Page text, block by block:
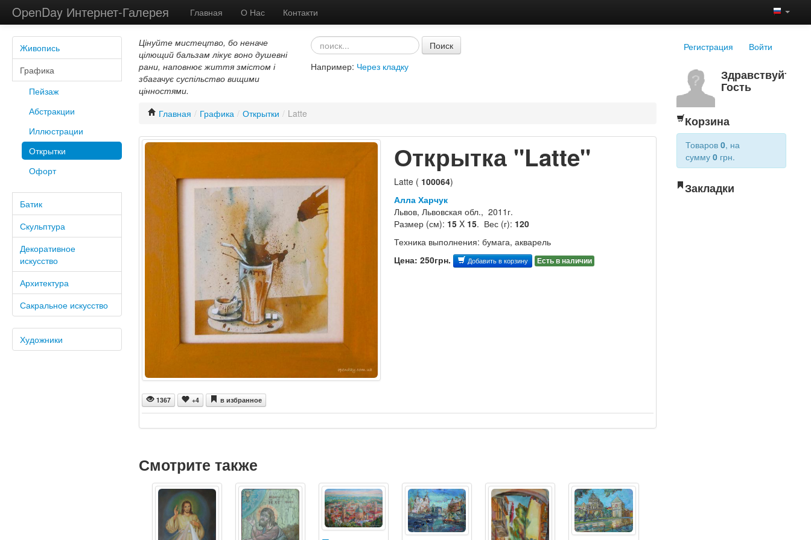
OpenDay Интернет-Галерея Главная О Нас Контакти
Живопись
Графика
Пейзаж
Абстракции
Иллюстрации
Открытки
Офорт
Батик
Скульптура
Декоративное
искусство
Архитектура
Сакральное искусство
Художники
Цінуйте мистецтво, бо неначе
цілющий бальзам лікує воно душевні
рани, наповнює життя змістом і
збагачує суспільство вищими
цінностями.
Поиск
Например: Через кладку
Главная / Графика / Открытки / Latte
1367 +4 в избранное
Открытка "Latte"
Latte ( 100064)
Алла Харчук
Львов, Львовская обл., 2011г.
Размер (см): 15X 15. Вес (г): 120
Техника выполнения: бумага, акварель
Цена: 250грн.
Добавить в корзину Есть в наличии
Смотрите также
Регистрация Войти
Здравствуйте,
Гость
Корзина
Товаров0, на
сумму0 грн.
Закладки